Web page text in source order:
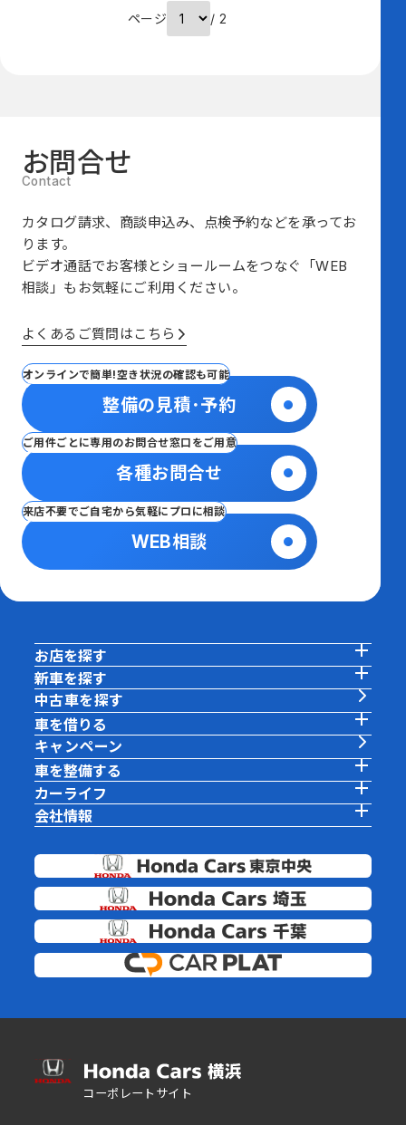
ページ / 2
お問合せ
カタログ請求、商談申込み、点検予約などを承ってお
ります。
ビデオ通話でお客様とショールームをつなぐ
「WEB
相談」も お気軽にご利用ください。
よくあるご質問はこちら
オンラインで簡単!空き状況の確認も可能
整備の見積･予約
ご用件ごとに専用のお問合せ窓口をご用意
各種お問合せ
来店不要でご自宅から気軽にプロに相談
WEB相談
お店を探す
新車を探す
中古車を探す
車を借りる
キャンペーン
車を整備する
カーライフ
会社情報
コーポレートサイト